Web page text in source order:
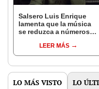
Salsero Luis Enrique
lamenta que la música
se reduzca a números:
tener no sé cuántos
likes, pero no te venden
LEER MÁS
LO MÁS VISTO LO